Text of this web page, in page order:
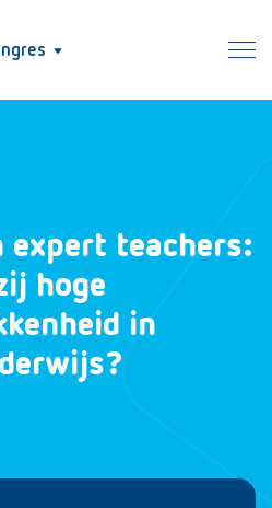
expert teachers:
hoge
in